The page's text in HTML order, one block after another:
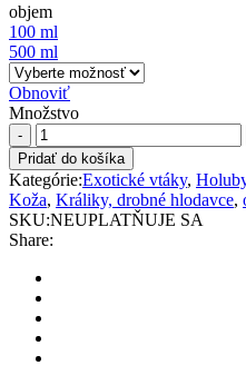
objem
100 ml
500 ml
Obnoviť
Množstvo
Bio
Kill
2,5
mg/ml
spray
(na
zvieratá)
quantity
Pridať do košíka
Kategórie:Exotické vtáky,
Koža, Králiky, drobné hlodavce,
SKU:NEUPLATŇUJE SA
Share: